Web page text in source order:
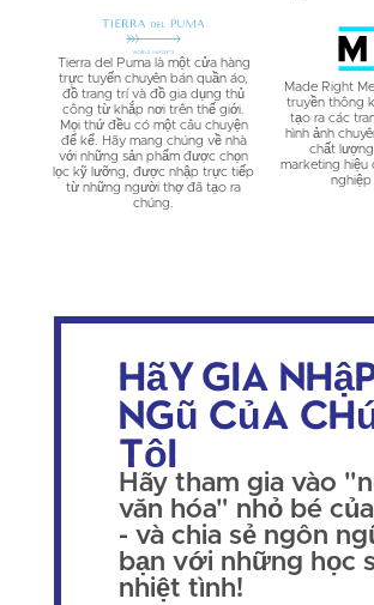
Tierra del Puma là một cửa hàng
trực tuyến chuyên bán quần áo,
đồ trang trí và đồ gia dụng thủ
công từ khắp nơi trên thế giới.
Mọi thứ đều có một câu chuyện
để kể. Hãy mang chúng về nhà
với những sản phẩm được chọn
lọc kỹ lưỡng, được nhập trực tiếp
từ những người thợ đã tạo ra
chúng.
Made Right
truyền thông
tạo ra các
hình ảnh
chất
marketing hiệu
nghiệp
Hãy gia
ngũ của
tôi
Hãy tham gia vào
văn hóa" nhỏ bé
- và chia sẻ ngôn
bạn với những học
nhiệt tình!